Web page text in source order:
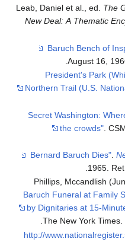
Leab, Daniel et al., ed.
New Deal: A Thematic
August 16,
.
"President's Park
Northern Trail (U.S.
"Secret Washington:
the crowds".
1965.
.
Phillips, Mccandlish
Baruch Funeral at
by Dignitaries at 15-
The New York
.
http://